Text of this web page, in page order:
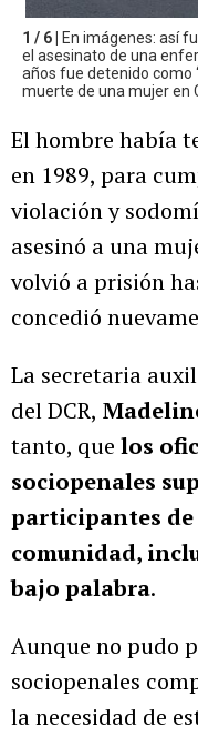
1 / 6 |
En imágenes: así
el asesinato de una
años fue detenido como
muerte de una mujer en
El hombre había
en 1989, para
violación y
asesinó a una
volvió a prisión
concedió
La secretaria
del DCR,
tanto, que los
sociopenales
participantes
comunidad,
bajo palabra.
Aunque no pudo
sociopenales
la necesidad de